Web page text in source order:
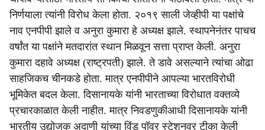
निर्णयाला त्यांनी विरोध केला होता. २०१९ साली जेव्हीपी या पक्षांचे
नाव एनपीपी झाले व अनुरा कुमारा हे अध्यक्ष झाले. स्थापनेनंतर पाचच
वर्षांत या पक्षांने मतदारांत स्थान मिळवून सत्ता प्राप्त केली. अनुरा
कुमारा दहावे अध्यक्ष (राष्ट्रपती) झाले. ते डावे असल्याने त्यांचा ओढा
साहजिकच चीनकडे होता. मात्र एनपीपीने आपल्या भारतविरोधी
भूमिकेत बदल केला. दिसानायके यांनी भारताच्या विरोधात वक्तव्ये
प्रचारकाळात केली नाहीत. मात्र निवडणुकीआधी दिसानायके यांनी
भारतीय उद्योजक अदाणी यांच्या विंड पॉवर स्टेशनवर टीका केली